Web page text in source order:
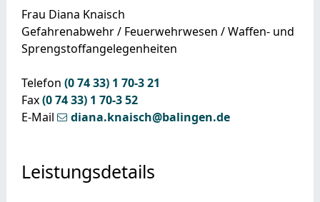
Frau Diana Knaisch
Gefahrenabwehr / Feuerwehrwesen / Waffen- und
Sprengstoffangelegenheiten
Telefon (07433) 1 70-321
Fax(07433) 1 70-352
E-Mail
diana.knaisch@balingen.de
Leistungsdetails